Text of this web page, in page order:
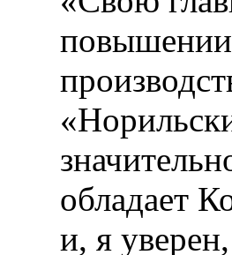
обладает
и, я